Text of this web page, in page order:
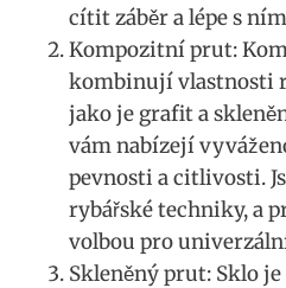
cítit záběr a ​lépe s
Kompozitní prut:
kombinují ‌vlastnosti
jako⁢ je⁣ grafit a
vám ⁤nabízejí
pevnosti a citlivosti.
rybářské techniky, a
volbou pro
Skleněný prut: Sklo